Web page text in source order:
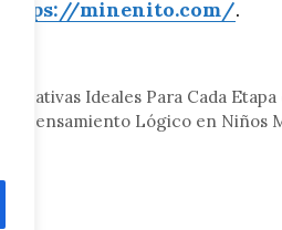
https://minenito.com/.
Ideales Para Cada
Pensamiento Lógico en Niños